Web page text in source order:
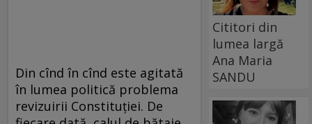
Din cînd în cînd este agitată
în lumea politică problema
revizuirii Constituției. De
Cititori din
lumea largă
Ana Maria
SANDU